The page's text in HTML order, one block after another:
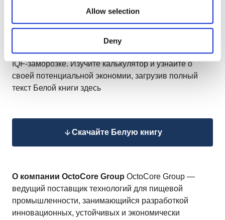
Allow selection
Deny
калькулятор. Этот инструмент позволяет
предприятиям ввести конкретные производственные
данные и мгновенно рассчитать годовую экономию
затрат при переходе от криогенной к механической
IQF-заморозке. Изучите калькулятор и узнайте о
своей потенциальной экономии, загрузив полный
текст Белой книги здесь
Скачайте Белую книгу
О компании OctoCore Group OctoCore Group —
ведущий поставщик технологий для пищевой
промышленности, занимающийся разработкой
инновационных, устойчивых и экономически